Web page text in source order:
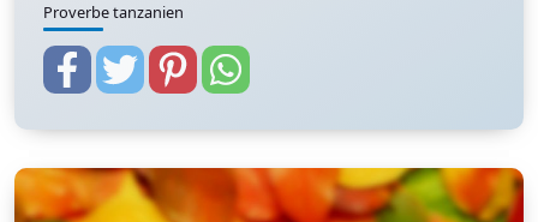
Proverbe tanzanien